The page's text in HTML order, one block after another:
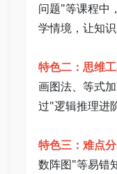
问题"等课程中
学情境，让知
特色二：思维
画图法、等式
过"逻辑推理进
特色三：难点
数阵图"等易